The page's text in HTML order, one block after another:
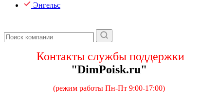
Энгельс
Контакты службы поддержки
"DimPoisk.ru"
(режим работы Пн-Пт 9:00-17:00)